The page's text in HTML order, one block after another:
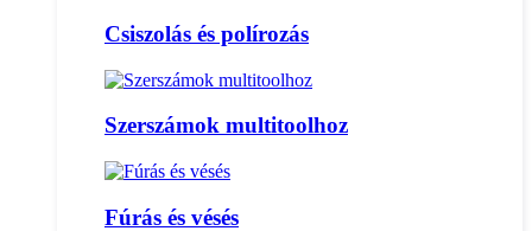
Csiszolás és polírozás
Szerszámok multitoolhoz
Fúrás és vésés